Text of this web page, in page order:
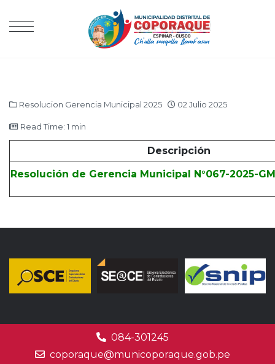
Resolucion Gerencia Municipal 2025 02 Julio 2025
Read Time: 1 min
Descripción
Resolución de Gerencia Municipal N°067-2025-
084-301245
coporaque@municoporaque.gob.pe